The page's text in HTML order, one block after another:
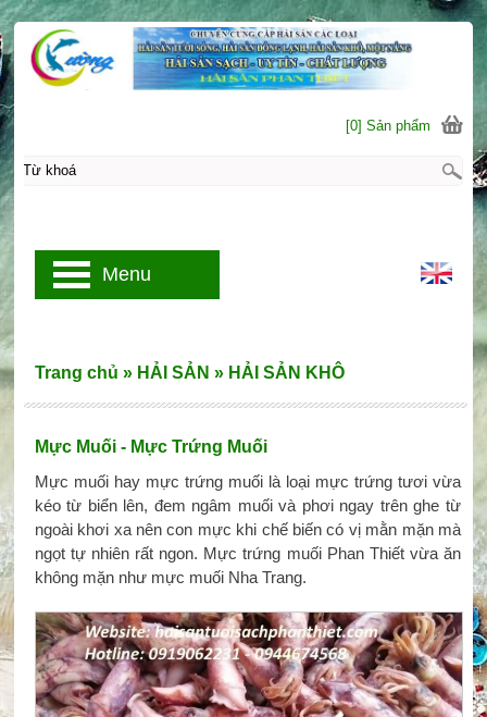
Mực Muối - Mực Trứng Muối
Mực muối hay mực trứng muối là loại mực trứng tươi vừa
kéo từ biển lên, đem ngâm muối và phơi ngay trên ghe từ
ngoài khơi xa nên con mực khi chế biến có vị mằn mặn mà
ngọt tự nhiên rất ngon. Mực trứng muối Phan Thiết vừa ăn
không mặn như mực muối Nha Trang.
Trang chủ » HẢI SẢN » HẢI SẢN KHÔ
[0] Sản phẩm
Menu